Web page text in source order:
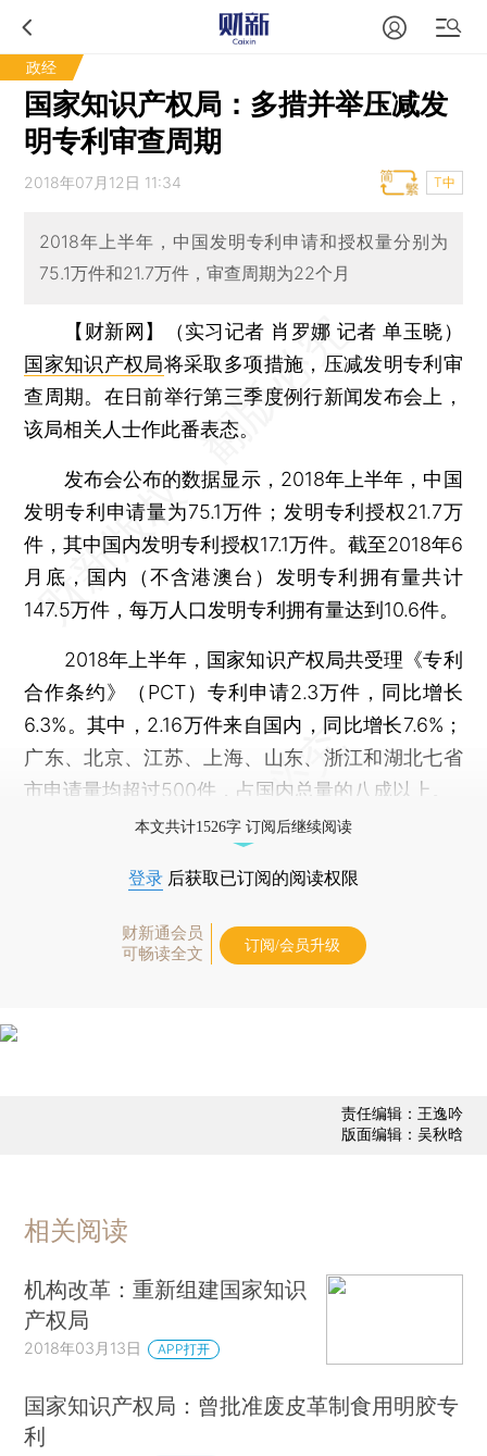
政经
国家知识产权局：多措并举压减发
明专利审查周期
2018年07月12日 11:34 T中
2018年上半年，中国发明专利申请和授权量分别为
75.1万件和21.7万件，审查周期为22个月
【财新网】（实习记者 肖罗娜 记者 单玉晓）
国家知识产权局将采取多项措施，压减发明专利审
查周期。在日前举行第三季度例行新闻发布会上，
该局相关人士作此番表态。
发布会公布的数据显示，2018年上半年，中国
发明专利申请量为75.1万件；发明专利授权21.7万
件，其中国内发明专利授权17.1万件。截至2018年6
月底，国内（不含港澳台）发明专利拥有量共计
147.5万件，每万人口发明专利拥有量达到10.6件。
2018年上半年，国家知识产权局共受理《专利
合作条约》（PCT）专利申请2.3万件，同比增长
6.3%。其中，2.16万件来自国内，同比增长7.6%；
广东、北京、江苏、上海、山东、浙江和湖北七省
市申请量均超过500件，占国内总量的八成以上。
本文共计1526字 订阅后继续阅读
登录 后获取已订阅的阅读权限
财新通会员
可畅读全文
订阅/会员升级
责任编辑：王逸吟
版面编辑：吴秋晗
相关阅读
机构改革：重新组建国家知识
产权局
2018年03月13日 APP打开
国家知识产权局：曾批准废皮革制食用明胶专
利